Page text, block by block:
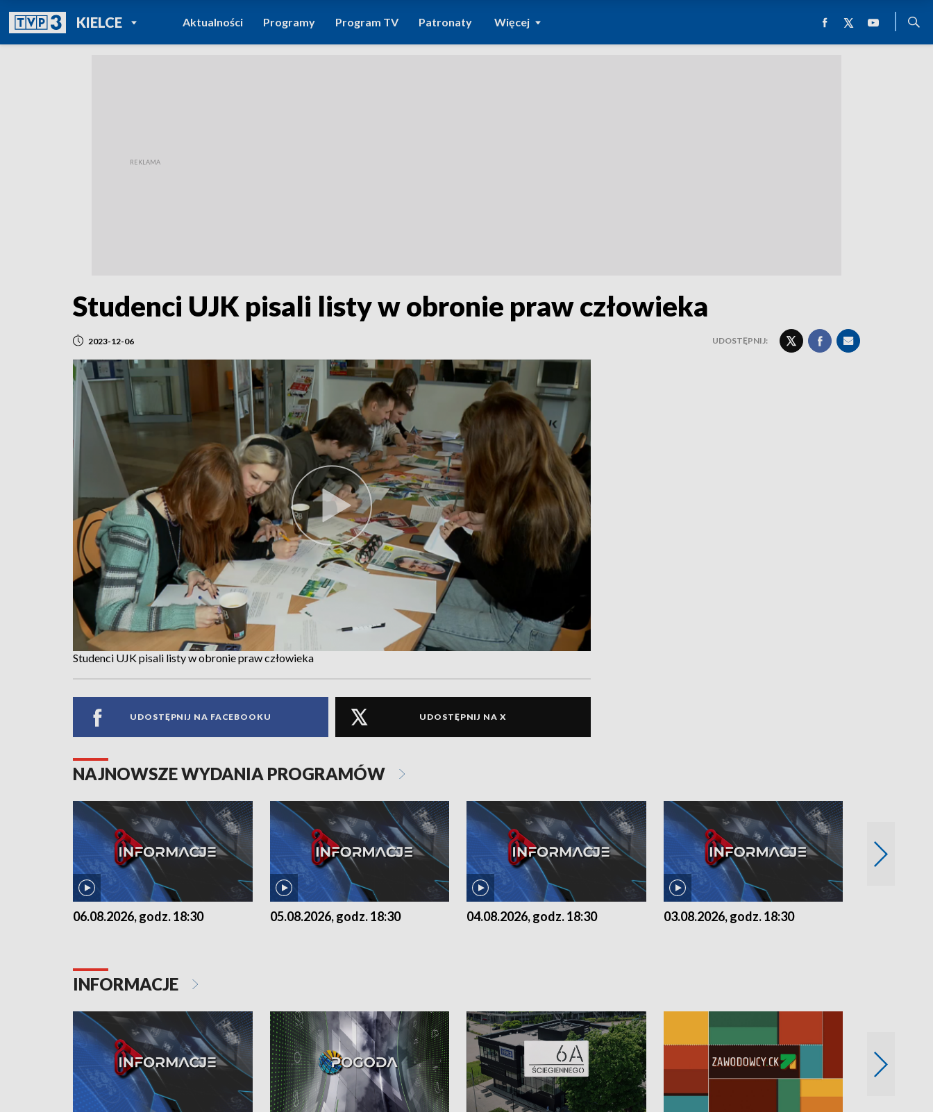
KIELCEPOWRÓT DO
TVP REGIONY
Aktualności Programy Program TV Patronaty Więcej
Studenci UJK pisali listy w obronie praw człowieka
2023-12-06 UDOSTĘPNIJ:
Studenci UJK pisali listy w obronie praw człowieka
UDOSTĘPNIJ NA FACEBOOKU UDOSTĘPNIJ NA X
NAJNOWSZE WYDANIA PROGRAMÓW
06.08.2026, godz. 18:30 05.08.2026, godz. 18:30 04.08.2026, godz. 18:30 03.08.2026, godz. 18:30
INFORMACJE